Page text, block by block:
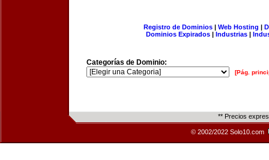
Registro de Dominios| Web Hosting |
Dominios Expirados | Industrias |
Categorías de Dominio:
[Pág.
** Precios
© 2002/2022 Solo10.com